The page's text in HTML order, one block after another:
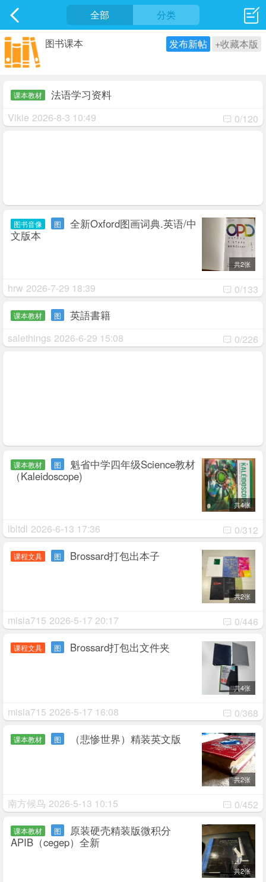
社区 最新发表
全部 分类
图书课本 +收藏本版
发布新帖
课本教材 法语学习资料
Vikie 2026-8-3 10:49 0/120
图书音像 图全新Oxford图画词典.英语/中
文版本
共2张
hrw 2026-7-29 18:39 0/133
课本教材 图英語書籍
salethings 2026-6-29 15:08 0/226
课本教材 图魁省中学四年级Science教材
（Kaleidoscope)
共4张
lbltdl 2026-6-13 17:36 0/312
课程文具 图Brossard打包出本子
共2张
misia715 2026-5-17 20:17 0/446
课程文具 图Brossard打包出文件夹
共4张
misia715 2026-5-17 16:08 0/368
课本教材 图 （悲惨世界）精装英文版
共2张
南方候鸟 2026-5-13 10:15 0/452
课本教材 图原装硬壳精装版微积分
APIB（cegep）全新
共2张